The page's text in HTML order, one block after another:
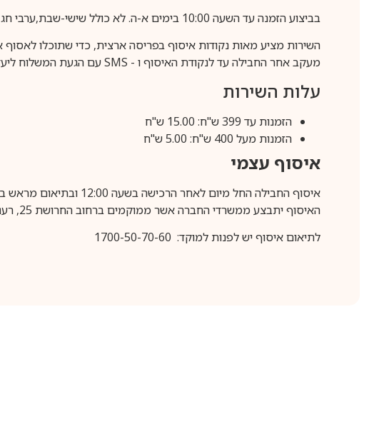
בביצוע הזמנה עד השעה 10:00 בימים א-ה. לא כולל שישי-שבת,ערבי חג וחול המועד.
השירות מציע מאות נקודות איסוף בפריסה ארצית, כדי שתוכלו
מעקב אחר החבילה עד לנקודת האיסוף ו - SMSעם הגעת המשלוח
עלות השירות
הזמנות עד 399 ש"ח: 15.00 ש"ח
הזמנות מעל 400 ש"ח: 5.00 ש"ח
איסוף עצמי
איסוף החבילה החל מיום לאחר הרכישה בשעה 12:00 ובתיאום מראש בלבד.
האיסוף יתבצע ממשרדי החברה אשר ממוקמים ברחוב החרושת 25, רעננה.
לתיאום איסוף יש לפנות למוקד: 1700-50-70-60